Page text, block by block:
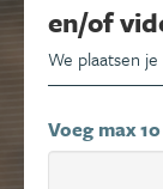
en/of
We plaatsen
Voeg max